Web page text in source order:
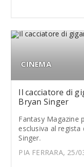
CINEMA
Il cacciatore di
Bryan Singer
Fantasy Magazine
esclusiva al
Singer.
PIA FERRARA, 25/